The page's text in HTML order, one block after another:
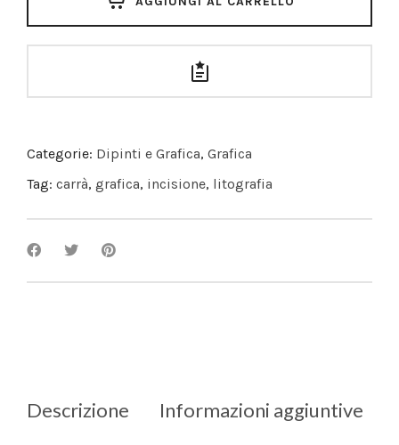
Categorie: Dipinti e Grafica, Grafica
Tag: carrà, grafica, incisione, litografia
Descrizione Informazioni aggiuntive